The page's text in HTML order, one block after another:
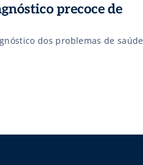
precoce de
dos problemas de saúde